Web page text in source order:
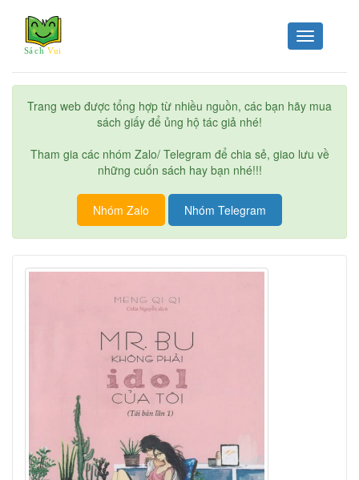
Toggle
navigation
Trang web được tổng hợp từ nhiều nguồn, các bạn hãy mua
sách giấy để ủng hộ tác giả nhé!
Tham gia các nhóm Zalo/ Telegram để chia sẻ, giao lưu về
những cuốn sách hay bạn nhé!!!
Nhóm Zalo Nhóm Telegram